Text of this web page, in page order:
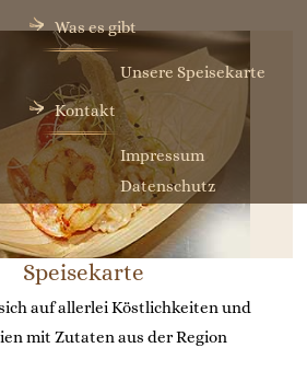
Was es gibt
Unsere Speisekarte
Kontakt
Impressum
Datenschutz
Speisekarte
auf allerlei Köstlichkeiten und
mit Zutaten aus der Region